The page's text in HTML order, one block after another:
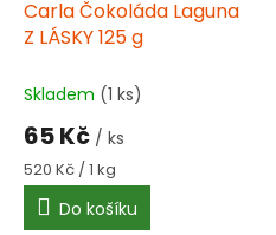
Carla Čokoláda Laguna
Z LÁSKY 125 g
Skladem (1 ks)
65 Kč / ks
Měrná
cena:
520 Kč / 1 kg
Do košíku